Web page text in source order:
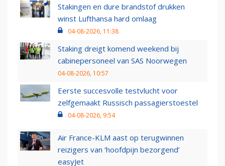
Stakingen en dure brandstof drukken
winst Lufthansa hard omlaag
04-08-2026, 11:38
Staking dreigt komend weekend bij
cabinepersoneel van SAS Noorwegen
04-08-2026, 10:57
Eerste succesvolle testvlucht voor
zelfgemaakt Russisch passagierstoestel
04-08-2026, 9:54
Air France-KLM aast op terugwinnen
reizigers van ‘hoofdpijn bezorgend’
easyJet